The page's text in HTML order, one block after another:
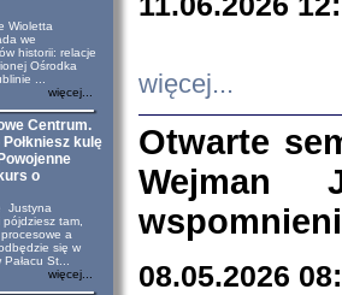
Wioletta
we
historii: relacje
Ośrodka
...
więcej...
Centrum.
kulę
o
Justyna
pójdziesz tam,
a
się w
St...
więcej...
więcej...
Otwarte
Wejman
08.05.2026